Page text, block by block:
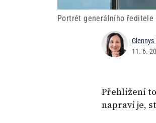
Portrét generálního
Glennys
11. 6.
Přehlížení
napraví je,